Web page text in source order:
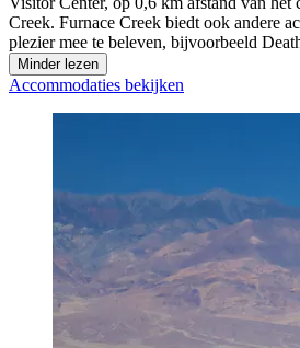
Creek. Furnace Creek biedt ook andere
plezier mee te beleven, bijvoorbeeld
Minder lezen
Accommodaties bekijken